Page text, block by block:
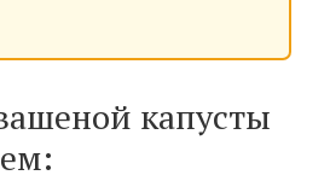
капусты